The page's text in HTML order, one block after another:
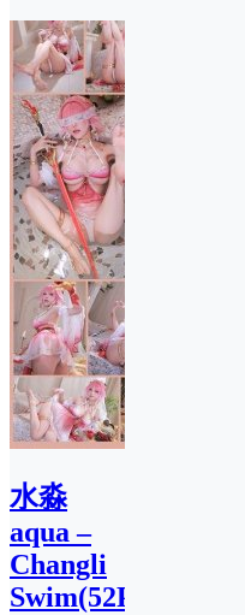
水淼
aqua –
Changli
Swim(52P)